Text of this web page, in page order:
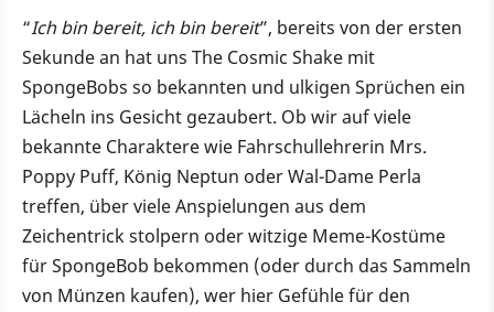
“Ich bin bereit, ich bin bereit”, bereits von der ersten
Sekunde an hat uns The Cosmic Shake mit
SpongeBobs so bekannten und ulkigen Sprüchen ein
Lächeln ins Gesicht gezaubert. Ob wir auf viele
bekannte Charaktere wie Fahrschullehrerin Mrs.
Poppy Puff, König Neptun oder Wal-Dame Perla
treffen, über viele Anspielungen aus dem
Zeichentrick stolpern oder witzige Meme-Kostüme
für SpongeBob bekommen (oder durch das Sammeln
von Münzen kaufen), wer hier Gefühle für den